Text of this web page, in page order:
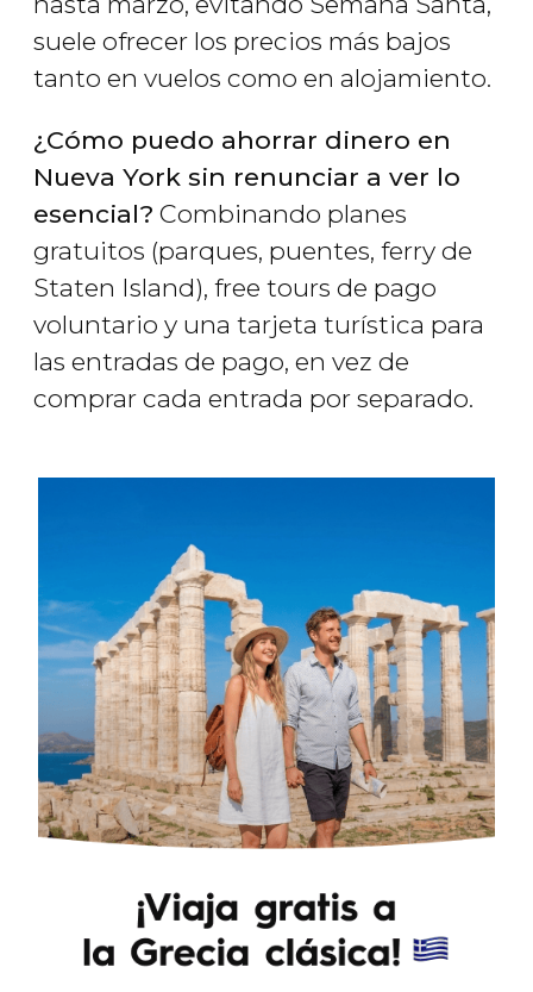
suele ofrecer los precios más bajos
tanto en vuelos como en alojamiento.
¿Cómo puedo ahorrar dinero en
Nueva York sin renunciar a ver lo
esencial? Combinando planes
gratuitos (parques, puentes, ferry de
Staten Island), free tours de pago
voluntario y una tarjeta turística para
las entradas de pago, en vez de
comprar cada entrada por separado.